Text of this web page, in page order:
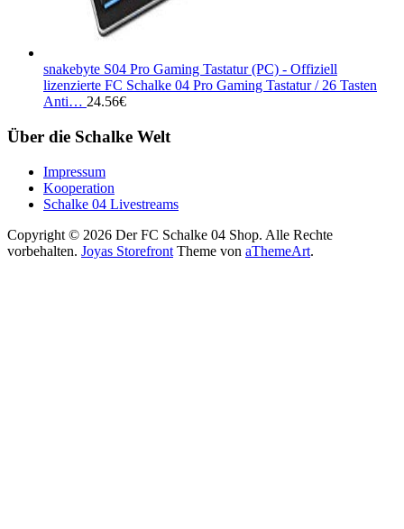
snakebyte S04 Pro Gaming Tastatur (PC) - Offiziell
lizenzierte FC Schalke 04 Pro Gaming Tastatur / 26 Tasten
Anti… 24.56€
Über die Schalke Welt
Impressum
Kooperation
Schalke 04 Livestreams
Copyright © 2026 Der FC Schalke 04 Shop. Alle Rechte
vorbehalten. Joyas Storefront Theme von aThemeArt.